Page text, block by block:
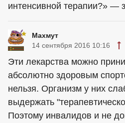
интенсивной терапии?» —
Махмут
14 сентября 2016 10:16
Эти лекарства можно
абсолютно здоровым
нельзя. Организм у них
выдержать
Поэтому инвалидов и не